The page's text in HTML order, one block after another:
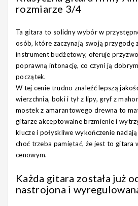
rozmiarze 3/4
Ta gitara to solidny wybór w
osób, które zaczynają swoją przygodę
instrument budżetowy, oferuje
poprawną intonację, co czyni ją
początek.
W tej cenie trudno znaleźć lepszą
wierzchnia, boki i tył z lipy, gryf z
mostek z amarantowego drewna to
gitarze akceptowalne brzmienie i
klucze i połyskliwe wykończenie
choć trzeba pamiętać, że jest to gitara
cenowym.
Każda gitara została już
nastrojona i